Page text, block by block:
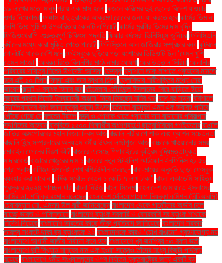
১৯ লাখের মতো মানুষ প্রায় এক মাস হলো ফজলে করিমের দুই ছেলের বিদেশ যাওয়ার
ওপর নিষেধাজ্ঞা ফাঙ্গাস বা ছত্রাকের আক্রমণ রোধের জন্য যা করতে হবে ফার্মের ডিম না
দেশি ডিম: পুষ্টি ও উপকারিতায় কোনটি এগিয়ে? ফার্মের মুরগির ডিমের দাম বৃদ্ধি
ফিজিওথেরাপি -গুরুত্বপূর্ণ চিকিৎসা পদ্ধতি ফিফার বর্ষসেরা ভিনিসিয়ুস জুনিয়র ফিলিস্তিনি
বন্দীদের মধ্যে কারা মুক্তি পেতে পারে? ফিলিস্তিনে আল জাজিরার সম্প্রচার বন্ধ ফুটবলে
গোলটাই থাকে বেশি মনে ফেইসবুকে ছড়িয়ে পড়া যশোরের ভিডিওটি ছিল ‘যেমন খুশি
তেমন সাজো’ ফেব্রুয়ারিতে বিএনপির মাঠে নামার ঘোষণা ফের উত্তাল সিরিয়া ফেলানীর
পরিবারের দায়িত্ব নিলেন উপদেষ্টা আসিফ ফেসবুক ফ্যাশনে তাক লাগাতে পুরুষদের মানতে
হবে এই ১০ টিপস ফ্রিদা এবং তার ব্যথার চিত্র ফ্লোরিডায় নারীশক্তির মধ্যে সেরা
জায়েদ ফ্ল্যাট ও ব্যাংক হিসাব জব্দ বইমেলায় তৌহিদুল ইসলামের ‘বিয়ে বাড়িতে ইয়ে’
বছরের প্রথম দিনেই ‘স্বৈরাচারী অঞ্জনা’ নিয়ে ফিরছেন মনির খান বন্ধ বহু সড়ক বরিশালে
চ্যাম্পিয়নদের বরণ জনসমুদ্রের আনন্দ উৎসব বর্তমানে বায়ুদূষণ এমন এক ভয়াবহ পর্যায়ে
পৌঁছে গেছে যে বললেন ট্রাম্প বস্ত্র ও পোশাক খাতে গ্যাসের দাম বাড়ানোর পরিকল্পনা
স্থগিতের আহ্বান বাকৃবিতে ১২০০ শিক্ষার্থীর অংশগ্রহণে ছাত্রশিবিরের গণইফতার বাঙালি
জাতির আত্মগৌরবের মহান বিজয় দিবস আজ বাঙালি নারীর পোশাক এবং ফ্যাশন সচেতনতা
বাঙালি হিন্দু সম্প্রদায়ের অন্যতম ধর্মীয় উৎসব লক্ষ্মীপূজা আজ বাচ্চাকে খাওয়ানোর সময়
মোবাইল ফোনের বিকল্প কী? বাজারে এসেছে গিগাবাইটের কৃত্রিম বুদ্ধিমত্তাযুক্ত
মাদারবোর্ড বাজারে খেজুরের দাম ১ বাজারে নতুন স্টাইলিশ স্মার্টফোন ইনফিনিক্স হট ৫০
প্রো প্লাস বাণিজ্য উপদেষ্টা শেখ বশিরউদ্দীন বলেছেন বাবা-মায়ের অনুমতি ছাড়া ফেসবুক
ব্যবহার করা যাবে না বার্ষিক সর্বোচ্চ বেতন ১ কোটি ৭ লাখ টাকা" বাংলা একাডেমি সাহিত্য
পুরস্কার ২০২৪ পাচ্ছেন যাঁরা বাংলা নিউজ বাংলা সিনেমা বাংলাদেশ জামায়াতে ইসলামের
আমির ডা. শফিকুর রহমান বলেছেন বাংলাদেশ টেলিযোগাযোগ নিয়ন্ত্রণ কমিশন (বিটিআরসি)
চেয়ারম্যান মো. এমদাদ উল বারী জানিয়েছেন বাংলাদেশ থেকে গার্মেন্টসের অর্ডার চলে
যাচ্ছে ভারত ও পাকিস্তানে বাংলাদেশ ব্যাংক সরকারি ও বেসরকারি সব ব্যাংক শাখাকে
নির্দেশ দিয়েছে বাংলাদেশ ভারতের কাছে তীব্র প্রতিবাদ জানিয়েছে বাংলাদেশ সরকার
তারল্য সংকটে থাকা ছয় ব্যাংককে ২২ বাংলাদেশকে কারও ‘চোখ রাঙানো’ গ্রহণযোগ্য নয়
বাংলাদেশে আগামী জাতীয় নির্বাচন কবে হবে বাংলাদেশে খুব জনপ্রিয় ৩০ রকম ভর্তা
বাংলাদেশে দুটি বিখ্যাত মানুষের নাম এক হওয়া সত্ত্বেও তাঁদের মধ্যে কিছুটা পার্থক্য
রয়েছে বাংলাদেশে ধর্মীয় সংখ্যালঘুদের ওপর নির্যাতন যুক্তরাষ্ট্রের জন্য একটি বড়